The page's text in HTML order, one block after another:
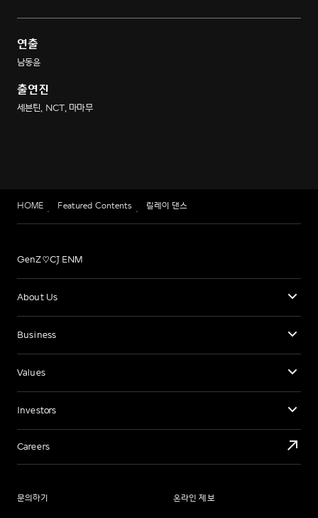
연출
남동윤
출연진
세븐틴, NCT, 마마무
HOME Featured Contents 릴레이 댄스
GenZ♡CJ ENM
About Us
Business
Values
Investors
Careers
문의하기 온라인 제보